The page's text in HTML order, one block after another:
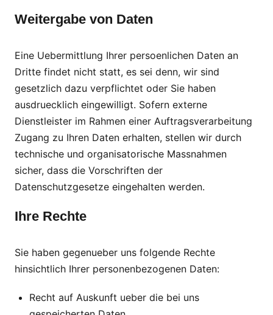
Weitergabe von Daten
Eine Uebermittlung Ihrer persoenlichen Daten an
Dritte findet nicht statt, es sei denn, wir sind
gesetzlich dazu verpflichtet oder Sie haben
ausdruecklich eingewilligt. Sofern externe
Dienstleister im Rahmen einer Auftragsverarbeitung
Zugang zu Ihren Daten erhalten, stellen wir durch
technische und organisatorische Massnahmen
sicher, dass die Vorschriften der
Datenschutzgesetze eingehalten werden.
Ihre Rechte
Sie haben gegenueber uns folgende Rechte
hinsichtlich Ihrer personenbezogenen Daten:
Recht auf Auskunft ueber die bei uns